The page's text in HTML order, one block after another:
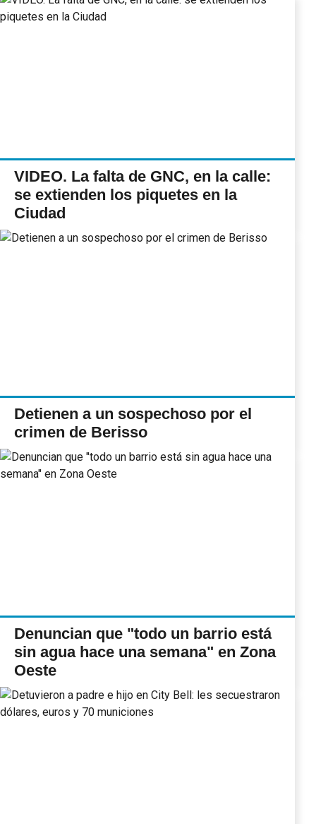
VIDEO. La falta de GNC, en la calle:
se extienden los piquetes en la
Ciudad
Detienen a un sospechoso por el
crimen de Berisso
Denuncian que "todo un barrio está
sin agua hace una semana" en Zona
Oeste